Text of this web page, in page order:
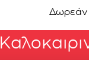
Δωρεάν